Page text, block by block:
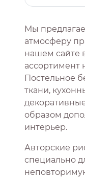
Мы
атмосферу
нашем сайте
ассортимент
Постельное
ткани,
образом
интерьер.
Авторские
специально